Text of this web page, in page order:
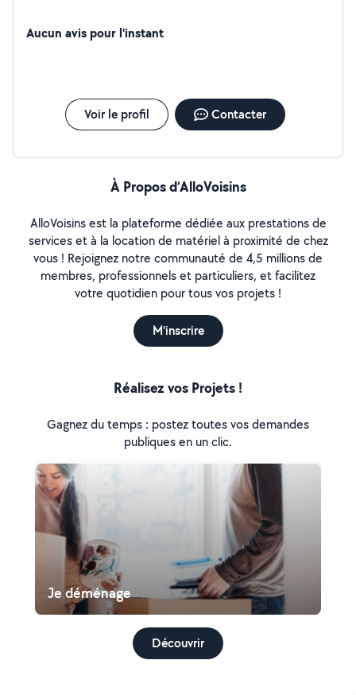
Aucun avis pour l'instant
Voir le profil Contacter
À Propos d’AlloVoisins
AlloVoisins est la plateforme dédiée aux prestations de
services et à la location de matériel à proximité de chez
vous ! Rejoignez notre communauté de 4,5 millions de
membres, professionnels et particuliers, et facilitez
votre quotidien pour tous vos projets !
M'inscrire
Réalisez vos Projets !
Gagnez du temps : postez toutes vos demandes
publiques en un clic.
Je déménage
Découvrir